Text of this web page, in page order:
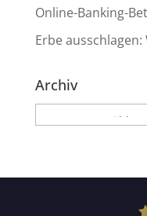
Online-Banking-
Erbe
Archiv